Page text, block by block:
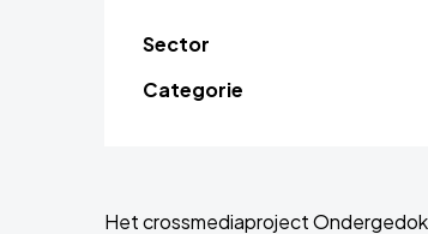
Sector
Categorie
Het crossmediaproject